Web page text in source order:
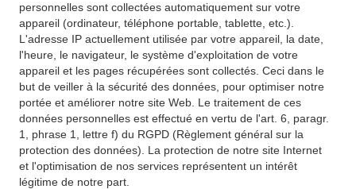
personnelles sont collectées automatiquement sur votre
appareil (ordinateur, téléphone portable, tablette, etc.).
L'adresse IP actuellement utilisée par votre appareil, la date,
l'heure, le navigateur, le système d'exploitation de votre
appareil et les pages récupérées sont collectés. Ceci dans le
but de veiller à la sécurité des données, pour optimiser notre
portée et améliorer notre site Web. Le traitement de ces
données personnelles est effectué en vertu de l'art. 6, paragr.
1, phrase 1, lettre f) du RGPD (Règlement général sur la
protection des données). La protection de notre site Internet
et l'optimisation de nos services représentent un intérêt
légitime de notre part.